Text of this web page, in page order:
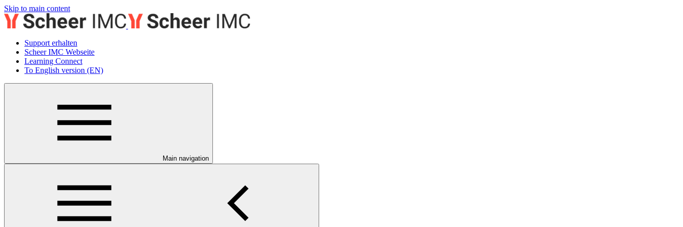
Skip to main content
Support erhalten
Scheer IMC Webseite
Learning Connect
To English version (EN)
Main navigation